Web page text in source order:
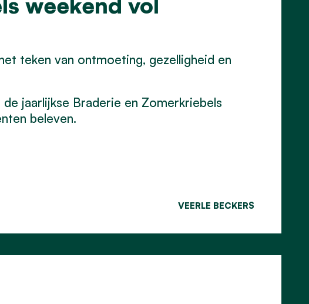
teken van ontmoeting, gezelligheid en
jaarlijkse Braderie en Zomerkriebels
beleven.
VEERLE BECKERS